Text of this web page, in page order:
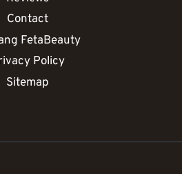
Contact
FetaBeauty
Policy
Sitemap